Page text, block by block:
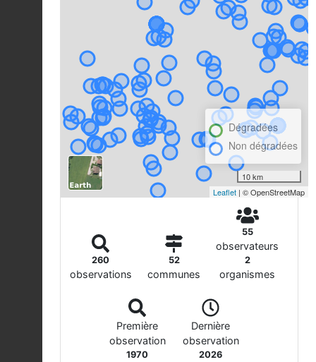
Dégradées
Non dégradées
10 km
Leaflet | © OpenStreetMap
260
observations
52
communes
55
observateurs
2
organismes
Première
observation
1970
Dernière
observation
2026